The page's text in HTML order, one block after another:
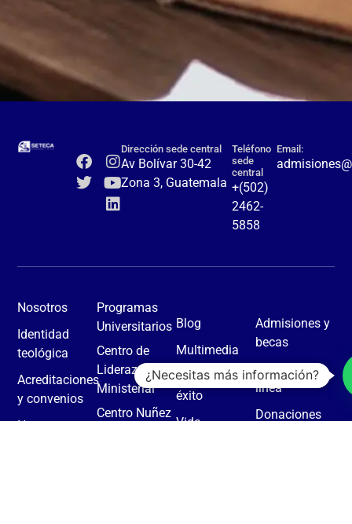
Dirección sede central
Av Bolívar 30-42
Zona 3, Guatemala
Teléfono
sede
central
+(502)
2462-
5858
Email:
Nosotros
Identidad
teológica
Acreditaciones
y convenios
Nuestra
Programas
Universitarios
Centro de
Liderazgo
Ministerial
Centro Nuñez
Blog
Multimedia
Historias de
éxito
Vida
Admisiones y
becas
Pagos en
línea
Donaciones
¿Necesitas más información?